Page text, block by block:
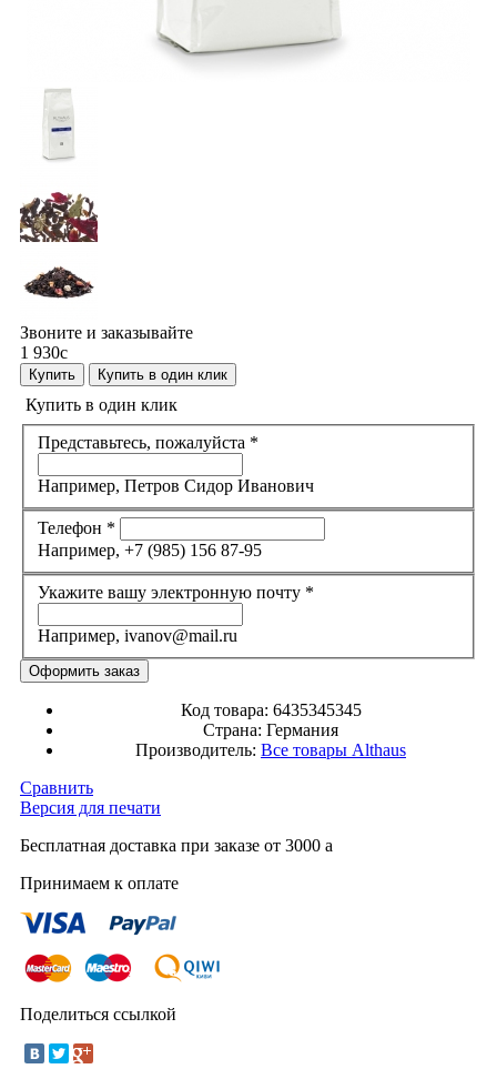
Звоните и заказывайте
1 930c
Купить Купить в один клик
Купить в один клик
Представьтесь, пожалуйста *
Например, Петров Сидор Иванович
Телефон *
Например, +7 (985) 156 87-95
Укажите вашу электронную почту *
Например, ivanov@mail.ru
Код товара: 6435345345
Страна: Германия
Производитель: Все товары Althaus
Сравнить
Версия для печати
Бесплатная доставка при заказе от 3000 a
Принимаем к оплате
Поделиться ссылкой